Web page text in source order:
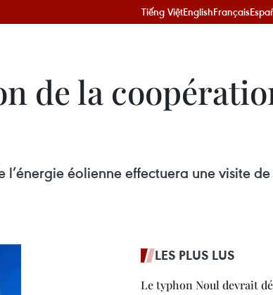
Tiếng ViệtEnglishFrançais
de la
éolienne effectuera une visite
LES PLUS LUS
Le typhon Noul devrait